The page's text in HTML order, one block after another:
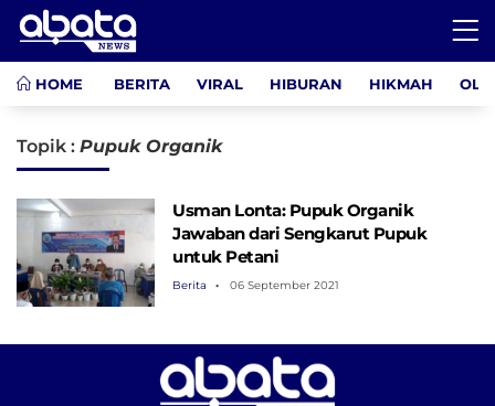
HOME BERITA VIRAL HIBURAN HIKMAH
Topik : Pupuk Organik
Usman Lonta: Pupuk Organik
Jawaban dari Sengkarut Pupuk
untuk Petani
Berita 06 September 2021